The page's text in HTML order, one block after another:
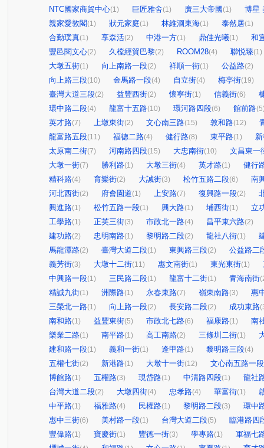
NTC國家商貿中心(1) 巨匠雅舍(1) 廣三大帝國 (1)
博星
親家愛敦閣(1) 狀元家庭(1) 林維洄東海(1) 泰然居(1)
合勤璞真(1) 享森活(2) 中港一方(1) 鼎佳光曦(1)
和
豐邑閱文心(2) 久樘經貿巴黎(2) ROOM28(4) 聯悦臻(1)
大墩五街(1) 向上南路一段(2) 祥順一街(1) 公益路(2)
向上路三段(10) 金馬路一段(4) 自立街(4) 梅亭街(19)
臺灣大道三段(2) 益豐西街(2) 懷寧街(1) 信義街(6)
環中路二段(4) 龍富十五路(10) 環河路四段(6) 館前路
英才路(7) 上墩東街(2) 文心南三路(15) 敦和路(12)
龍富路五段(11) 福德二路(4) 健行路(8) 東平路(1)
太原南二街(7) 河南路四段(15) 大忠南街(10)
文昌東一
大墩一街(7) 勝利路(1) 大墩三街(4) 英才路(1)
健行
精科路(4) 育樂街(2) 大誠街(3) 松竹五路二段(6)
南
河北西街(2) 府會園道(1) 上安路(7) 復興路一段(2)
興進路(1) 松竹五路一段(1) 興大路(1) 埔西街(1)
立
工學路(1) 正英三街(3) 市政北一路(4) 昌平東六路(2)
建功路(2) 忠明南路(1) 黎明路二段(2) 龍社八街(1)
馬龍潭路(2) 臺灣大道二段(1) 東興路三段(2)
公益路二
義芳街(3) 大墩十二街(11) 惠文南街(1) 東光東街(1)
中興路一段(1) 三民路二段(1) 龍富十二街(1) 青海南街
精誠九街(1) 洲際路(1) 永春東路(7) 嶺東南路(3)
惠
三榮北一路(1) 向上路一段(2) 長安路二段(2) 成功東路
南和路(1) 益豐東街(5) 市政北七路(6) 福康路(1)
南
樂業二路(1) 南平路(1) 高工南路(2) 三條圳二街(1)
建和路一段(1) 義和一街(1) 逢甲路(1) 黎明路三段(4)
五權七街(2) 新港路(1) 大墩十一街(12)
文心南五路一段
博館路(1) 五權路(3) 現岱路(1) 中清路四段(1)
龍社
台灣大道二段(2) 大墩四街(4) 忠孝路(4) 華富街(1)
中平路(1) 福雅路(4) 民權路(1) 黎明路二段(3)
環中
惠中三街(6) 美村路一段(1) 台灣大道二段(5)
臨港路四
豐偉路(1) 寶慶街(1) 豐德一街(3) 學專路(1)
軍福七